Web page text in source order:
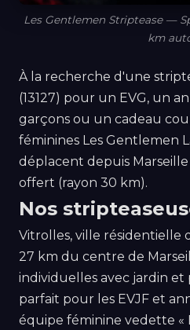
Les Gentlemen Striptease —
km
À la recherche d'une
(13127) pour un EVG, un
garçons ou un cadeau
féminines Les Gentlemen
déplacent depuis
offert (rayon 30 km).
Nos
Vitrolles, ville résidentielle
27 km du centre de
individuelles avec jardin et
parfait pour les EVJF et
équipe féminine vedette «